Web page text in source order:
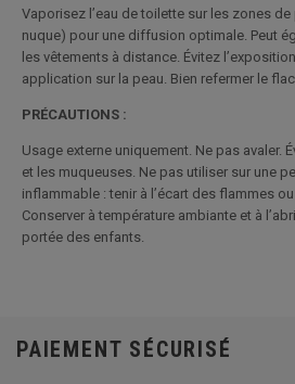
Vaporisez l’eau de toilette sur les zones
nuque) pour une diffusion optimale. Peut
les vêtements à distance. Évitez
application sur la peau. Bien refermer le
PRÉCAUTIONS :
Usage externe uniquement. Ne pas avaler.
et les muqueuses. Ne pas utiliser sur une
inflammable : tenir à l’écart des flammes
Conserver à température ambiante et à
portée des enfants.
PAIEMENT SÉCURISÉ